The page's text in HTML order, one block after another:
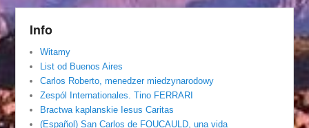
Info
Witamy
List od Buenos Aires
Carlos Roberto, menedzer miedzynarodowy
Zespól Internationales. Tino FERRARI
Bractwa kaplanskie Iesus Caritas
(Español) San Carlos de FOUCAULD, una vida